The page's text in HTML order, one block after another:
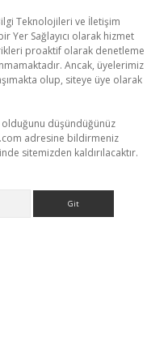
Teknolojileri ve İletişim
Yer Sağlayıcı olarak hizmet
proaktif olarak denetleme
Ancak, üyelerimiz
olup, siteye üye olarak
olduğunu düşündüğünüz
adresine bildirmeniz
sitemizden kaldırılacaktır.